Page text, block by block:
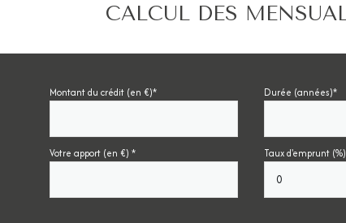
CALCUL DES
Montant du crédit (en €)* Durée (années)*
Votre apport (en €) * Taux d'emprunt